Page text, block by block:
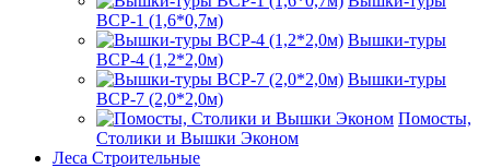
ВСР-1 (1,6*0,7м)
Вышки-туры
ВСР-4 (1,2*2,0м)
Вышки-туры
ВСР-7 (2,0*2,0м)
Помосты,
Столики и Вышки Эконом
Леса Строительные